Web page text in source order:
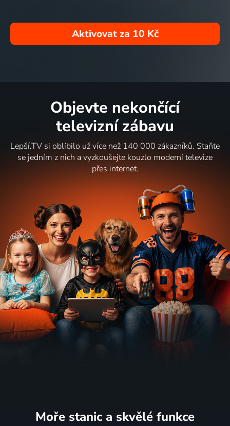
Aktivovat za 10 Kč
Objevte nekončící
televizní zábavu
Lepší.TV si oblíbilo už více než 140 000 zákazníků. Staňte
se jedním z nich a vyzkoušejte kouzlo moderní televize
přes internet.
Moře stanic a skvělé funkce